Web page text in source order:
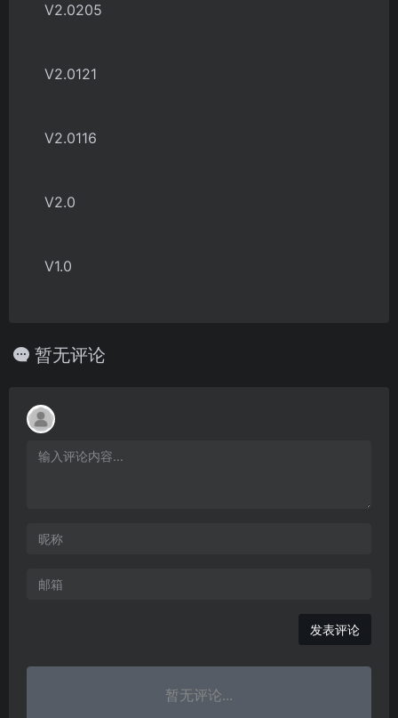
V2.0205
V2.0121
V2.0116
V2.0
V1.0
暂无评论
发表评论
暂无评论...